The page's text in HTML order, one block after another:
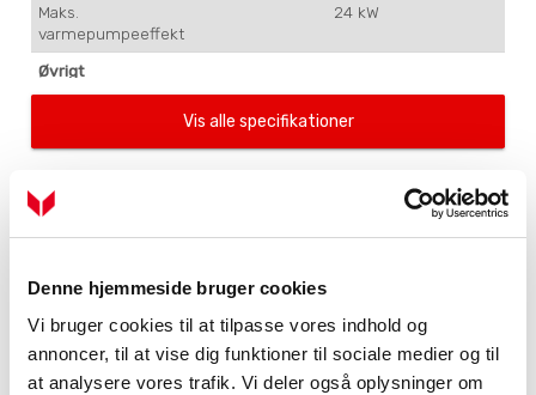
Denne hjemmeside bruger cookies
Vi bruger cookies til at tilpasse vores indhold og
annoncer, til at vise dig funktioner til sociale medier og til
at analysere vores trafik. Vi deler også oplysninger om
Maks.
varmepumpeeffekt
24 kW
Øvrigt
Volume - Spiral
- 17 L
17 L
Solvarmespiral
Maks. tryk brugsvand -
1,0/10
1,0/10
Materiale
brugsvandsspiral
- Rustfri
Materiale
solvarmespiral
- Kobber -
Vis alle specifikationer
Størrelsesoversigt
Str.